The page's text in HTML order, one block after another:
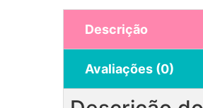
Descrição
Avaliações (0)